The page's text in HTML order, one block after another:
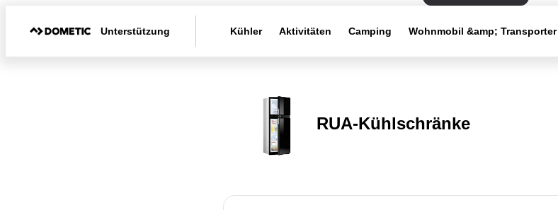
Unterstützung Kühler Aktivitäten Camping Wohnmobil &amp; Transporter
RUA-Kühlschränke